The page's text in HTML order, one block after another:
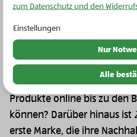
Nach!-Standard hergestellt,
und Transparenz verbindet.
Vom Anbau über die
Endprodukt bleiben wir
treu. Wussten Sie, dass Sie
Produkte online bis zu den
können? Darüber hinaus ist
erste Marke, die ihre
zum Datenschutz und den
Einstellungen
Nur
Alle